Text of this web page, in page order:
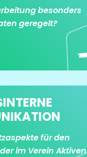
besonders
geregelt?
für den
im Verein Aktiven